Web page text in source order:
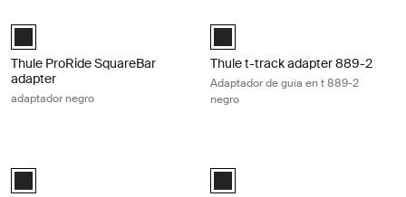
Black (selected)
Thule ProRide SquareBar
adapter
adaptador negro
Black (selected)
Thule t-track adapter 889-2
Adaptador de guía en t 889-2
negro
Black (selected) Black (selected)